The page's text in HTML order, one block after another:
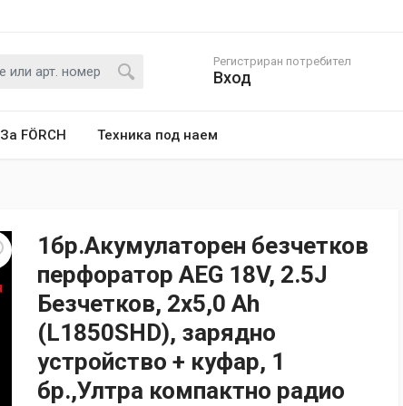
За FÖRCH Техника под наем
Регистриран потребител
Вход
1бр.Акумулаторен безчетков
перфоратор AEG 18V, 2.5J
Безчетков, 2x5,0 Ah
(L1850SHD), зарядно
устройство + куфар, 1
бр.,Ултра компактно радио